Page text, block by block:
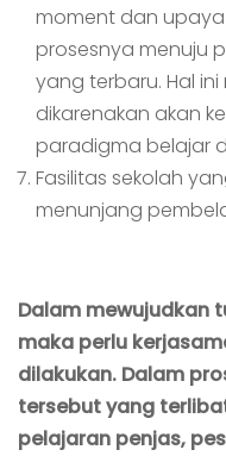
moment dan
prosesnya menuju
yang terbaru. Hal
dikarenakan akan
paradigma belajar
Fasilitas sekolah
menunjang
Dalam mewujudkan
maka perlu
dilakukan. Dalam
tersebut yang
pelajaran penjas,